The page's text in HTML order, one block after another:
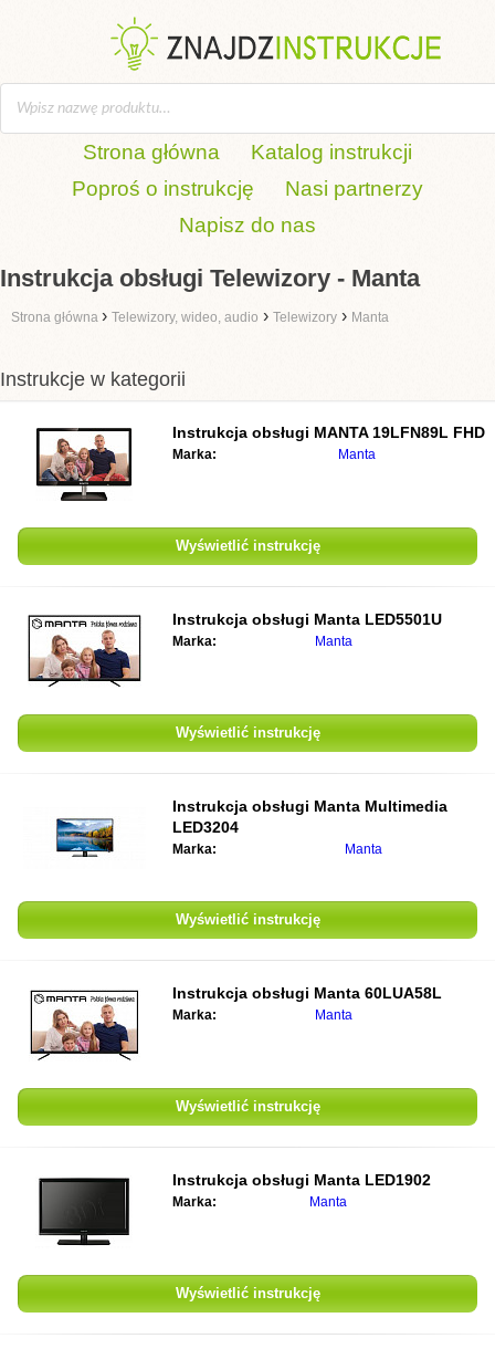
Strona główna
Katalog instrukcji
Poproś o instrukcję
Nasi partnerzy
Napisz do nas
Instrukcja obsługi Telewizory - Manta
Strona główna › Telewizory, wideo, audio › Telewizory › Manta
Instrukcje w kategorii
Instrukcja obsługi MANTA 19LFN89L FHD
Marka: Manta
Wyświetlić instrukcję
Instrukcja obsługi Manta LED5501U
Marka: Manta
Wyświetlić instrukcję
Instrukcja obsługi Manta Multimedia
LED3204
Marka: Manta
Wyświetlić instrukcję
Instrukcja obsługi Manta 60LUA58L
Marka: Manta
Wyświetlić instrukcję
Instrukcja obsługi Manta LED1902
Marka: Manta
Wyświetlić instrukcję